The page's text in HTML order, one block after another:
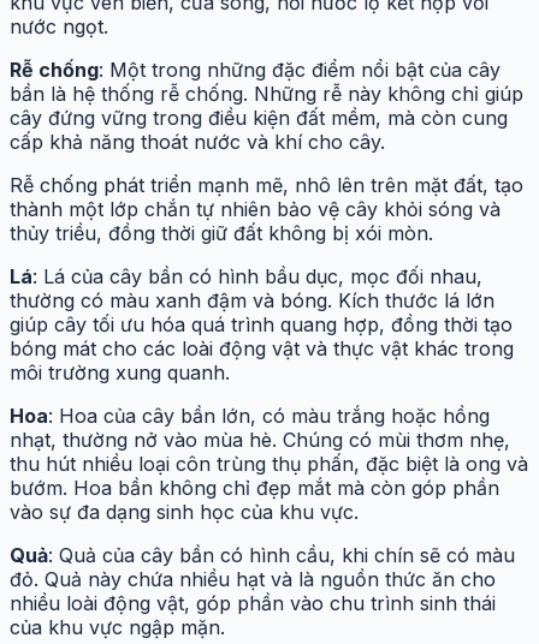
nước ngọt.
Rễ chống: Một trong những đặc điểm nổi bật của cây
bần là hệ thống rễ chống. Những rễ này không chỉ giúp
cây đứng vững trong điều kiện đất mềm, mà còn cung
cấp khả năng thoát nước và khí cho cây.
Rễ chống phát triển mạnh mẽ, nhô lên trên mặt đất, tạo
thành một lớp chắn tự nhiên bảo vệ cây khỏi sóng và
thủy triều, đồng thời giữ đất không bị xói mòn.
Lá: Lá của cây bần có hình bầu dục, mọc đối nhau,
thường có màu xanh đậm và bóng. Kích thước lá lớn
giúp cây tối ưu hóa quá trình quang hợp, đồng thời tạo
bóng mát cho các loài động vật và thực vật khác trong
môi trường xung quanh.
Hoa: Hoa của cây bần lớn, có màu trắng hoặc hồng
nhạt, thường nở vào mùa hè. Chúng có mùi thơm nhẹ,
thu hút nhiều loại côn trùng thụ phấn, đặc biệt là ong và
bướm. Hoa bần không chỉ đẹp mắt mà còn góp phần
vào sự đa dạng sinh học của khu vực.
Quả: Quả của cây bần có hình cầu, khi chín sẽ có màu
đỏ. Quả này chứa nhiều hạt và là nguồn thức ăn cho
nhiều loài động vật, góp phần vào chu trình sinh thái
của khu vực ngập mặn.